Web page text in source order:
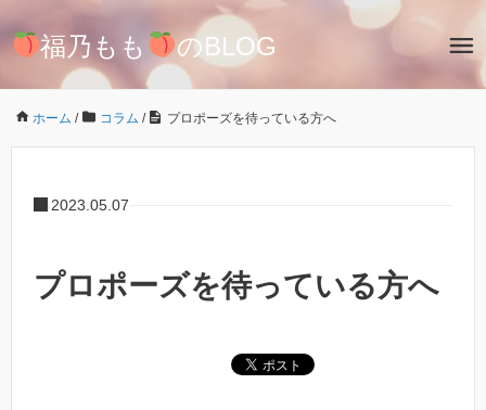
福乃もも のBLOG
ホーム / コラム / プロポーズを待っている方へ
2023.05.07
プロポーズを待っている方へ